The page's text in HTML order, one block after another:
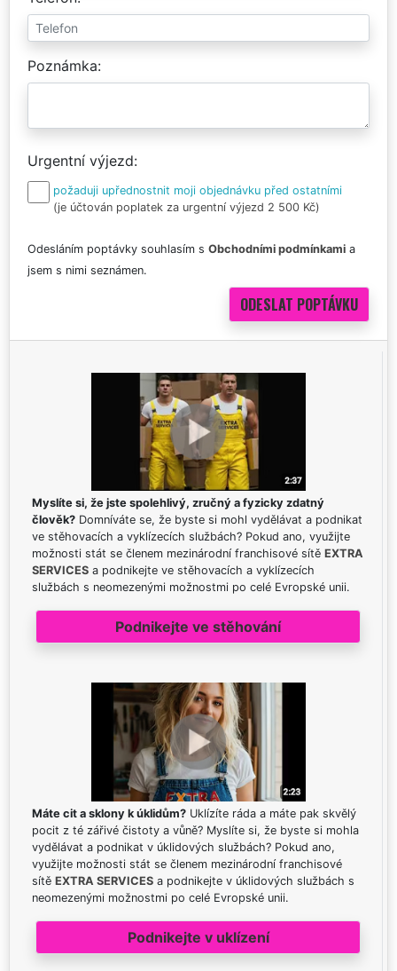
Poznámka
Urgentní výjezd
požaduji upřednostnit moji objednávku před ostatními
(je účtován poplatek za urgentní výjezd 2 500 Kč)
Odesláním poptávky souhlasím s Obchodními podmínkami a
jsem s nimi seznámen.
Myslíte si, že jste spolehlivý, zručný a fyzicky zdatný
člověk? Domníváte se, že byste si mohl vydělávat a podnikat
ve stěhovacích a vyklízecích službách? Pokud ano, využijte
možnosti stát se členem mezinárodní franchisové sítě EXTRA
SERVICES a podnikejte ve stěhovacích a vyklízecích
službách s neomezenými možnostmi po celé Evropské unii.
Podnikejte ve stěhování
Máte cit a sklony k úklidům? Uklízíte ráda a máte pak skvělý
pocit z té zářivé čistoty a vůně? Myslíte si, že byste si mohla
vydělávat a podnikat v úklidových službách? Pokud ano,
využijte možnosti stát se členem mezinárodní franchisové
sítě EXTRA SERVICES a podnikejte v úklidových službách s
neomezenými možnostmi po celé Evropské unii.
Podnikejte v uklízení